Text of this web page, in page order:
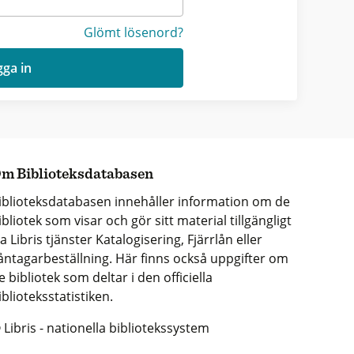
Glömt lösenord?
in
Biblioteksdatabasen
innehåller information om de
som visar och gör sitt material tillgängligt
Libris tjänster Katalogisering, Fjärrlån eller
Här finns också uppgifter om
bibliotek som deltar i den officiella
- nationella bibliotekssystem